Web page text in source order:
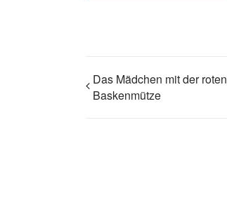
Das Mädchen mit der roten
Baskenmütze